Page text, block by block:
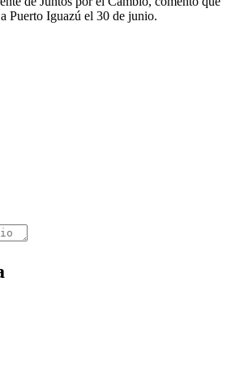
Puerto Iguazú el 30 de junio.